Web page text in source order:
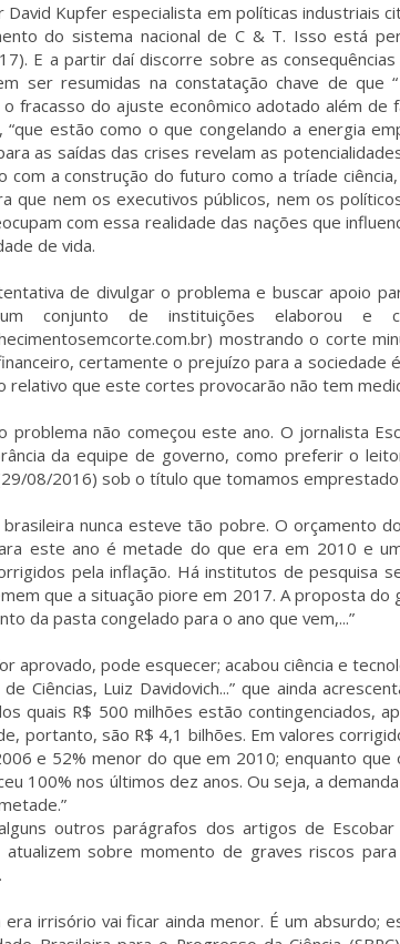
David Kupfer especialista em políticas industriais
do sistema nacional de C & T. Isso está
E a partir daí discorre sobre as
ser resumidas na constatação chave de
o fracasso do ajuste econômico adotado além de
“que estão como o que congelando a energia
as saídas das crises revelam as
com a construção do futuro como a tríade
que nem os executivos públicos, nem os
com essa realidade das nações que
de vida.
de divulgar o problema e buscar apoio
conjunto de instituições elaborou e
mostrando o corte
certamente o prejuízo para a sociedade
relativo que este cortes provocarão não tem
problema não começou este ano. O jornalista
da equipe de governo, como preferir o
08/2016) sob o título que tomamos
brasileira nunca esteve tão pobre. O orçamento
este ano é metade do que era em 2010 e
pela inflação. Há institutos de pesquisa
que a situação piore em 2017. A proposta
da pasta congelado para o ano que vem,...”
aprovado, pode esquecer; acabou ciência e
de Ciências, Luiz Davidovich...” que ainda
quais R$ 500 milhões estão contingenciados,
portanto, são R$ 4,1 bilhões. Em valores
e 52% menor do que em 2010; enquanto
100% nos últimos dez anos. Ou seja, a
outros parágrafos dos artigos de
sobre momento de graves riscos
era irrisório vai ficar ainda menor. É um absurdo;